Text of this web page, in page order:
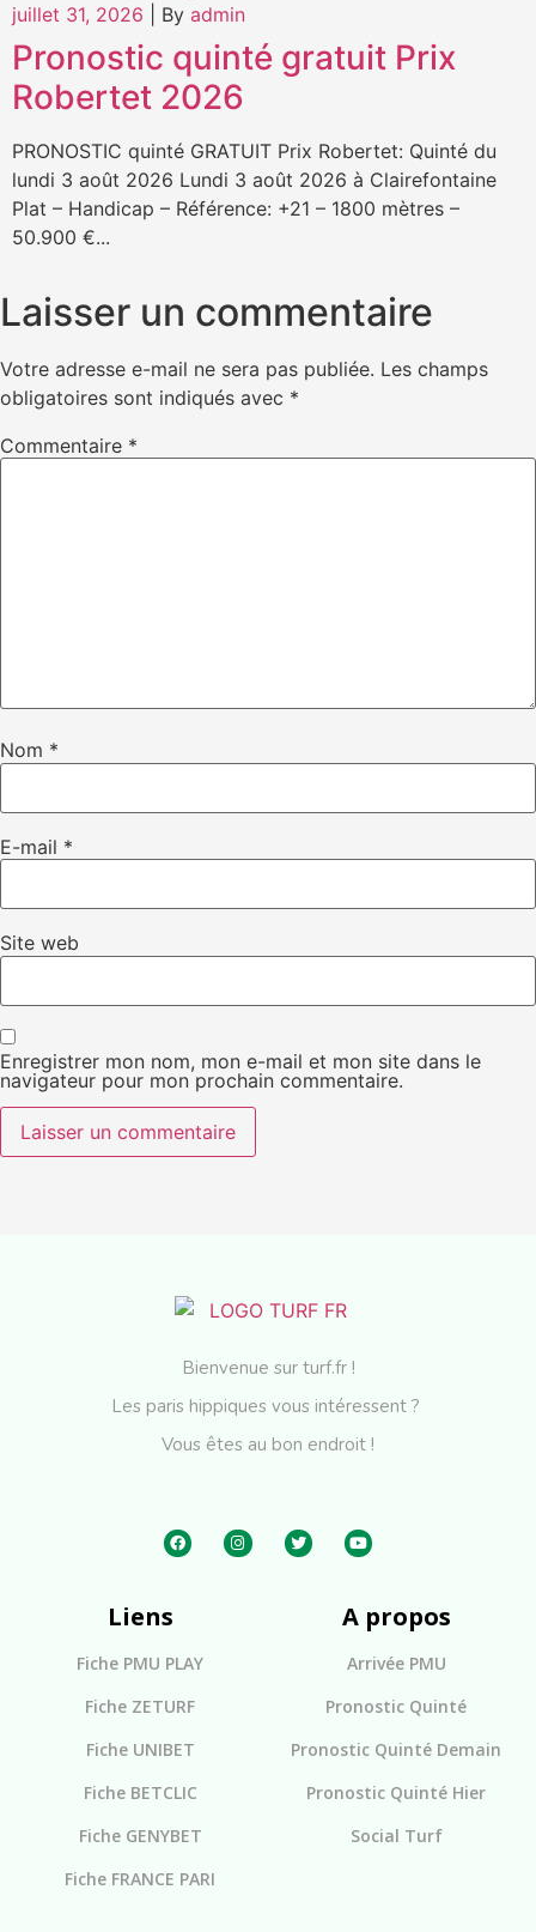
juillet 31, 2026 By admin
Pronostic quinté gratuit Prix
Robertet 2026
PRONOSTIC quinté GRATUIT Prix Robertet: Quinté du
lundi 3 août 2026 Lundi 3 août 2026 à Clairefontaine
Plat – Handicap – Référence: +21 – 1800 mètres –
50.900 €...
Laisser un commentaire
Votre adresse e-mail ne sera pas publiée. Les champs
obligatoires sont indiqués avec *
Commentaire *
Nom *
E-mail *
Site web
Enregistrer mon nom, mon e-mail et mon site dans le
navigateur pour mon prochain commentaire.
Bienvenue sur turf.fr !
Les paris hippiques vous intéressent ?
Vous êtes au bon endroit !
Liens
Fiche PMU PLAY
Fiche ZETURF
Fiche UNIBET
Fiche BETCLIC
Fiche GENYBET
Fiche FRANCE PARI
A propos
Arrivée PMU
Pronostic Quinté
Pronostic Quinté Demain
Pronostic Quinté Hier
Social Turf